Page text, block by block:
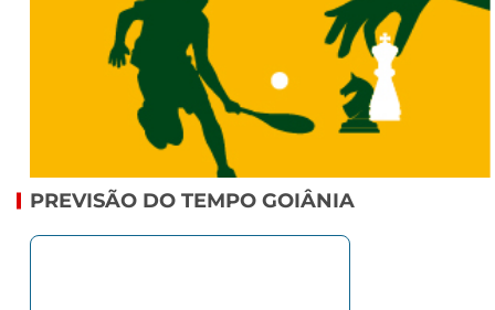
PREVISÃO DO TEMPO GOIÂNIA